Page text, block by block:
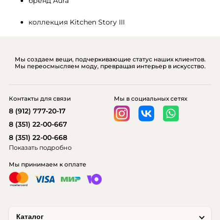
коллекция Kitchen Story III
Мы создаем вещи, подчеркивающие статус наших клиентов.
Мы переосмысляем моду, превращая интерьер в искусство.
Каталог
Мы принимаем к оплате
Мы в социальных сетях
Контакты для связи
8 (912) 777-20-17
8 (351) 22-00-667
8 (351) 22-00-668
Показать подробно